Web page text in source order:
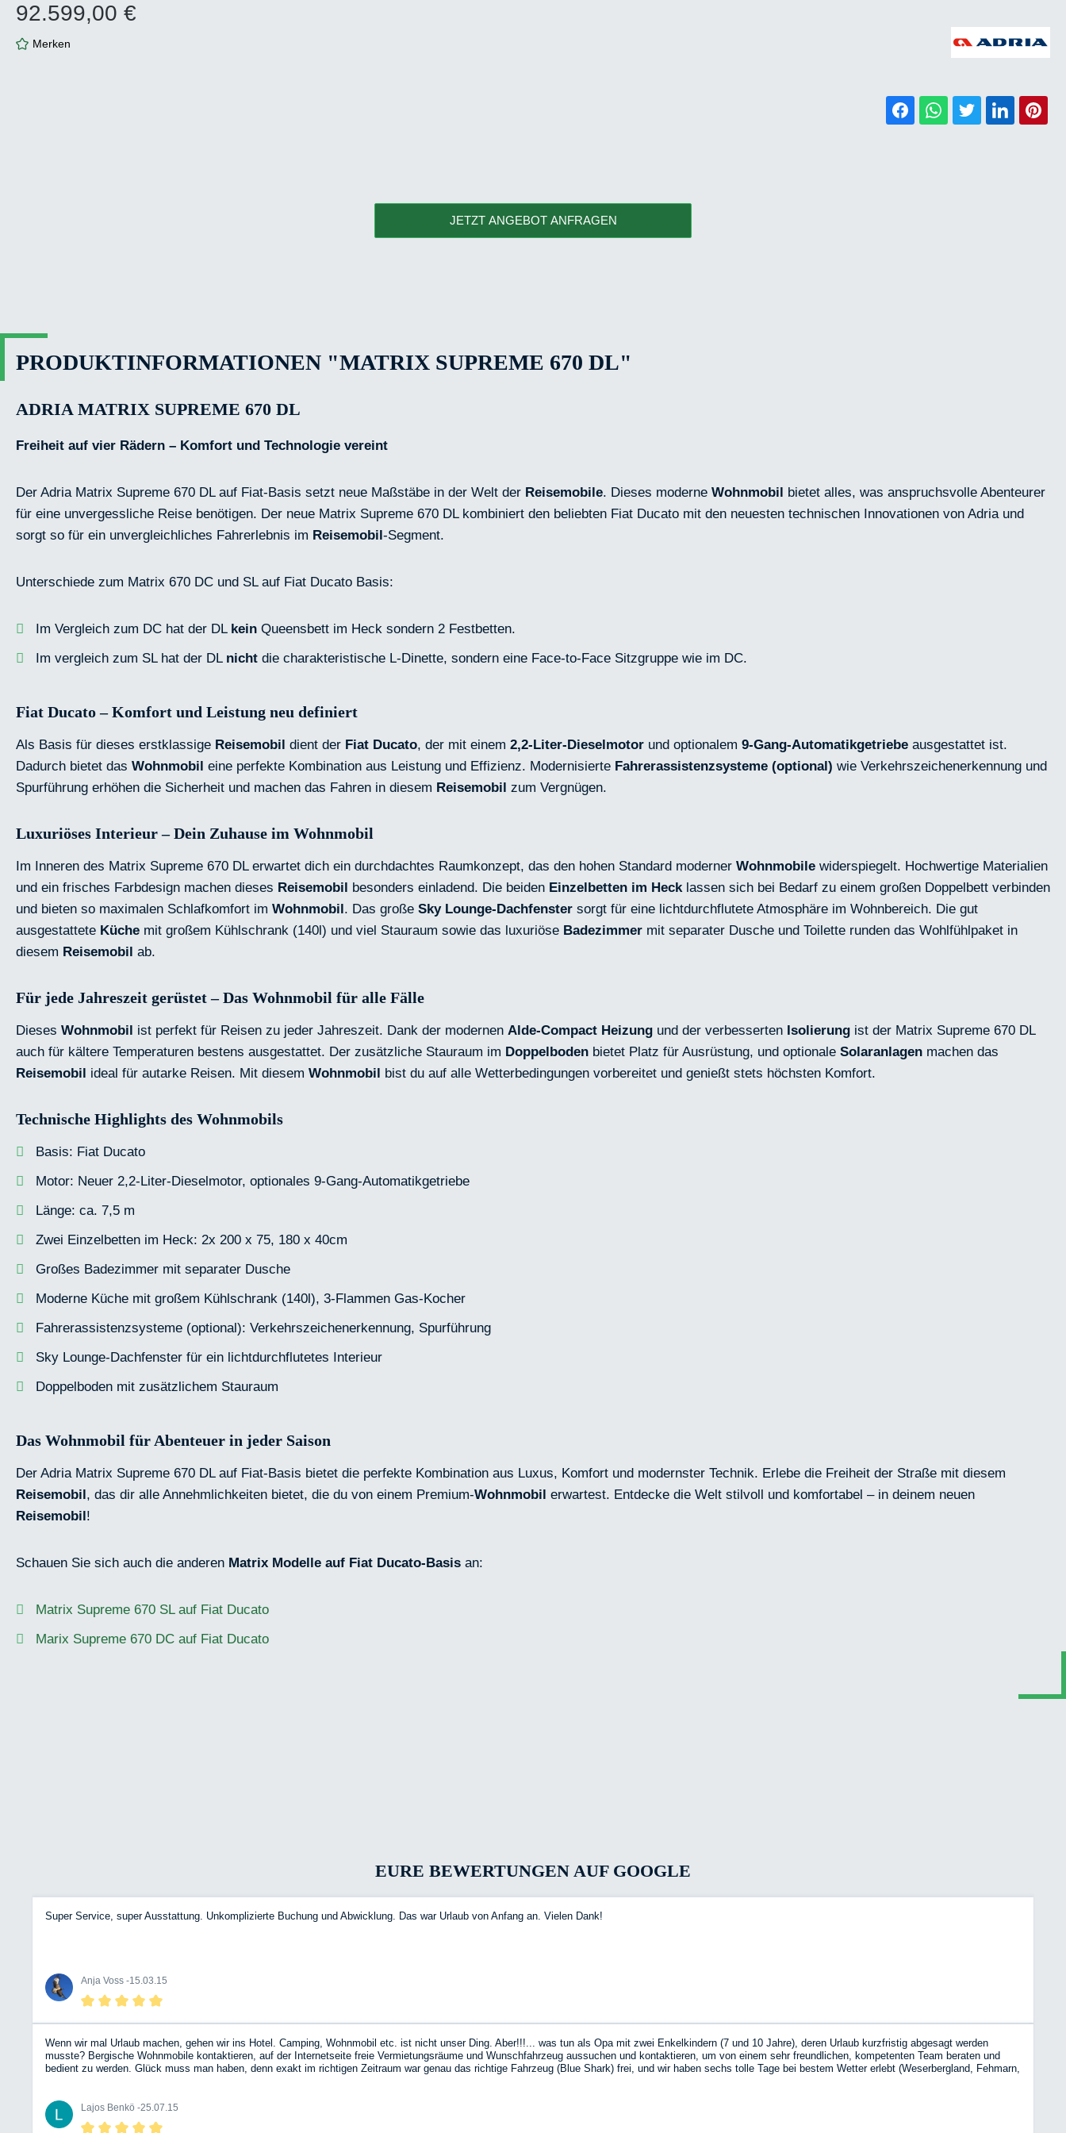
Regulärer Preis:
92.599,00 €
Merken
JETZT ANGEBOT ANFRAGEN
PRODUKTINFORMATIONEN "MATRIX SUPREME 670 DL"
ADRIA MATRIX SUPREME 670 DL
Freiheit auf vier Rädern – Komfort und Technologie vereint
Der Adria Matrix Supreme 670 DL auf Fiat-Basis setzt neue Maßstäbe in der Welt der Reisemobile. Dieses moderne Wohnmobil bietet alles, was anspruchsvolle Abenteurer
für eine unvergessliche Reise benötigen. Der neue Matrix Supreme 670 DL kombiniert den beliebten Fiat Ducato mit den neuesten technischen Innovationen von Adria und
sorgt so für ein unvergleichliches Fahrerlebnis im Reisemobil-Segment.
Unterschiede zum Matrix 670 DC und SL auf Fiat Ducato Basis:
Im Vergleich zum DC hat der DL kein Queensbett im Heck sondern 2 Festbetten.
Im vergleich zum SL hat der DL nicht die charakteristische L-Dinette, sondern eine Face-to-Face Sitzgruppe wie im DC.
Fiat Ducato – Komfort und Leistung neu definiert
Als Basis für dieses erstklassige Reisemobil dient der Fiat Ducato, der mit einem 2,2-Liter-Dieselmotor und optionalem 9-Gang-Automatikgetriebe ausgestattet ist.
Dadurch bietet das Wohnmobil eine perfekte Kombination aus Leistung und Effizienz. Modernisierte Fahrerassistenzsysteme (optional) wie Verkehrszeichenerkennung und
Spurführung erhöhen die Sicherheit und machen das Fahren in diesem Reisemobil zum Vergnügen.
Luxuriöses Interieur – Dein Zuhause im Wohnmobil
Im Inneren des Matrix Supreme 670 DL erwartet dich ein durchdachtes Raumkonzept, das den hohen Standard moderner Wohnmobile widerspiegelt. Hochwertige Materialien
und ein frisches Farbdesign machen dieses Reisemobil besonders einladend. Die beiden Einzelbetten im Hecklassen sich bei Bedarf zu einem großen Doppelbett verbinden
und bieten so maximalen Schlafkomfort im Wohnmobil. Das große Sky Lounge-Dachfenster sorgt für eine lichtdurchflutete Atmosphäre im Wohnbereich. Die gut
ausgestattete Küche mit großem Kühlschrank (140l) und viel Stauraum sowie das luxuriöse Badezimmer mit separater Dusche und Toilette runden das Wohlfühlpaket in
diesem Reisemobil ab.
Für jede Jahreszeit gerüstet – Das Wohnmobil für alle Fälle
Dieses Wohnmobil ist perfekt für Reisen zu jeder Jahreszeit. Dank der modernen Alde-Compact Heizung und der verbesserten Isolierung ist der Matrix Supreme 670 DL
auch für kältere Temperaturen bestens ausgestattet. Der zusätzliche Stauraum im Doppelboden bietet Platz für Ausrüstung, und optionale Solaranlagen machen das
Reisemobil ideal für autarke Reisen. Mit diesem Wohnmobil bist du auf alle Wetterbedingungen vorbereitet und genießt stets höchsten Komfort.
Technische Highlights des Wohnmobils
Basis: Fiat Ducato
Motor: Neuer 2,2-Liter-Dieselmotor, optionales 9-Gang-Automatikgetriebe
Länge: ca. 7,5 m
Zwei Einzelbetten im Heck: 2x 200 x 75, 180 x 40cm
Großes Badezimmer mit separater Dusche
Moderne Küche mit großem Kühlschrank (140l), 3-Flammen Gas-Kocher
Fahrerassistenzsysteme (optional): Verkehrszeichenerkennung, Spurführung
Sky Lounge-Dachfenster für ein lichtdurchflutetes Interieur
Doppelboden mit zusätzlichem Stauraum
Das Wohnmobil für Abenteuer in jeder Saison
Der Adria Matrix Supreme 670 DL auf Fiat-Basis bietet die perfekte Kombination aus Luxus, Komfort und modernster Technik. Erlebe die Freiheit der Straße mit diesem
Reisemobil, das dir alle Annehmlichkeiten bietet, die du von einem Premium-Wohnmobil erwartest. Entdecke die Welt stilvoll und komfortabel – in deinem neuen
Reisemobil!
Schauen Sie sich auch die anderen Matrix Modelle auf Fiat Ducato-Basis an:
Matrix Supreme 670 SL auf Fiat Ducato
Marix Supreme 670 DC auf Fiat Ducato
EURE BEWERTUNGEN AUF GOOGLE
Super Service, super Ausstattung. Unkomplizierte Buchung und Abwicklung. Das war Urlaub von Anfang an. Vielen Dank!
Anja Voss -15.03.15
Wenn wir mal Urlaub machen, gehen wir ins Hotel. Camping, Wohnmobil etc. ist nicht unser Ding. Aber!!!... was tun als Opa mit zwei Enkelkindern (7 und 10 Jahre), deren Urlaub kurzfristig abgesagt werden
musste? Bergische Wohnmobile kontaktieren, auf der Internetseite freie Vermietungsräume und Wunschfahrzeug aussuchen und kontaktieren, um von einem sehr freundlichen, kompetenten Team beraten und
bedient zu werden. Glück muss man haben, denn exakt im richtigen Zeitraum war genau das richtige Fahrzeug (Blue Shark) frei, und wir haben sechs tolle Tage bei bestem Wetter erlebt (Weserbergland, Fehmarn,
Lajos Benkö -25.07.15